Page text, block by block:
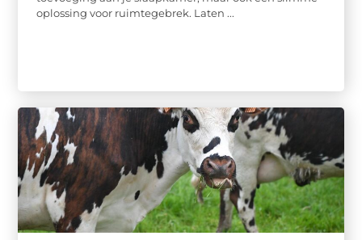
oplossing voor ruimtegebrek. Laten ...